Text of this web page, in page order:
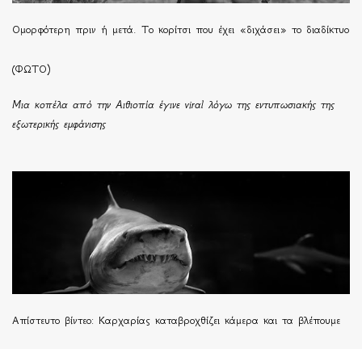
Ομορφότερη πριν ή μετά. Το κορίτσι που έχει «διχάσει» το διαδίκτυο
(ΦΩΤΟ)
Μια κοπέλα από την Αιθιοπία έγινε viral λόγω της εντυπωσιακής της
εξωτερικής εμφάνισης
Απίστευτο βίντεο: Καρχαρίας καταβροχθίζει κάμερα και τα βλέπουμε